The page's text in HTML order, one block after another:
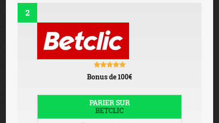
2
Bonus de 100€
PARIER SUR
BETCLIC